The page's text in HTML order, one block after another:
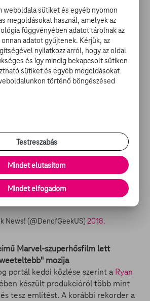
egy csapat meglett férfi
leakadni a játékról már 30 éve.
az az oka, hogy gyerekkoruk óta
évben játszák a játékot, de az
által alakított barátot még
„elkapni”, ő a tökéletes csúcstartó,
bosszantja a többieket. A Tag egy
tűnik, amiben olyan
about the most epic game of
Jeremy Renner, Jon Hamm,
more!#TagMovie
i6zF2utqor
News! (@DenofGeekUS) 2018.
Marvel-szuperhősfilm lett
mozija
portál keddi közlése szerint a Ryan
készült produkcióról több mint
tesz említést. A korábbi rekorder a
weboldala sütiket és egyéb nyomon
megoldásokat használ, amelyek az
függvényében adatot tárolnak az
adatot gyűjtenek. Kérjük, az
nyilatkozz arról, hogy az oldal
és így mindig bekapcsolt sütiken
sütiket és egyéb megoldásokat
történő böngészésed
Testreszabás
Mindet elutasítom
Mindet elfogadom